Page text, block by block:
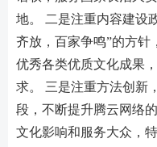
地。 二是注重内容建设
齐放，百家争鸣”的方针
优​​秀各类优质文化成果
求。 三是注重方法创新
段，不断提升腾云网络
文化影响和服务大众，